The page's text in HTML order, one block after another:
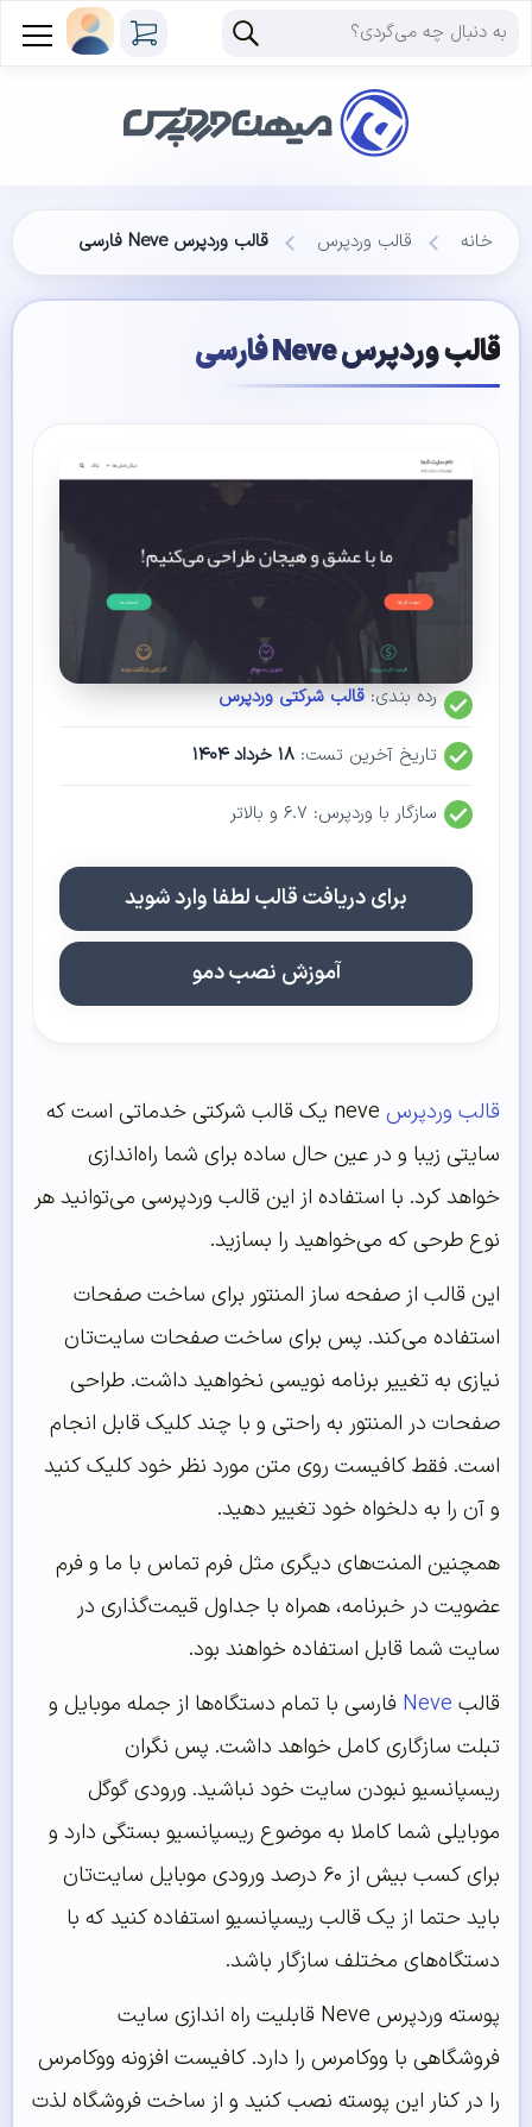
خانه قالب وردپرس قالب وردپرس Neve فارسی
قالب وردپرس Neve فارسی
رده بندی:قالب شرکتی وردپرس
تاریخ آخرین تست: ۱۸ خرداد ۱۴۰۴
سازگار با وردپرس: ۶.۷ و بالاتر
برای دریافت قالب لطفا وارد شوید
آموزش نصب دمو
قالب وردپرس
neve یک قالب شرکتی خدماتی است که
سایتی زیبا و در عین حال ساده برای شما راه‌اندازی
خواهد کرد. با استفاده از این قالب وردپرسی می‌توانید هر
نوع طرحی که می‌خواهید را بسازید.
این قالب از صفحه ساز المنتور برای ساخت صفحات
استفاده می‌کند. پس برای ساخت صفحات سایت‌تان
نیازی به تغییر برنامه نویسی نخواهید داشت. طراحی
صفحات در المنتور به راحتی و با چند کلیک قابل انجام
است. فقط کافیست روی متن مورد نظر خود کلیک کنید
و آن را به دلخواه خود تغییر دهید.
همچنین المنت‌های دیگری مثل فرم تماس با ما و فرم
عضویت در خبرنامه، همراه با جداول قیمت‌گذاری در
سایت شما قابل استفاده خواهند بود.
قالب Neve فارسی با تمام دستگاه‌ها از جمله موبایل و
تبلت سازگاری کامل خواهد داشت. پس نگران
ریسپانسیو نبودن سایت خود نباشید. ورودی گوگل
موبایلی شما کاملا به موضوع ریسپانسیو بستگی دارد و
برای کسب بیش از ۶۰ درصد ورودی موبایل سایت‌تان
باید حتما از یک قالب ریسپانسیو استفاده کنید که با
دستگاه‌های مختلف سازگار باشد.
پوسته وردپرس Neve قابلیت راه اندازی سایت
فروشگاهی با ووکامرس را دارد. کافیست افزونه ووکامرس
را در کنار این پوسته نصب کنید و از ساخت فروشگاه لذت